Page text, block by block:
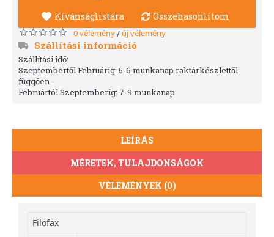
Kívánságlistára Összehasonlítom
0 vélemény/ új vélemény
Szállítási információ
Szállítási idő:
Szeptembertől Februárig: 5-6 munkanap raktárkészlettől
függően.
Februártól Szeptemberig: 7-9 munkanap
LEÍRÁS
MÉRETEK, TULAJDONSÁGOK
VÉLEMÉNYEK (0)
Filofax